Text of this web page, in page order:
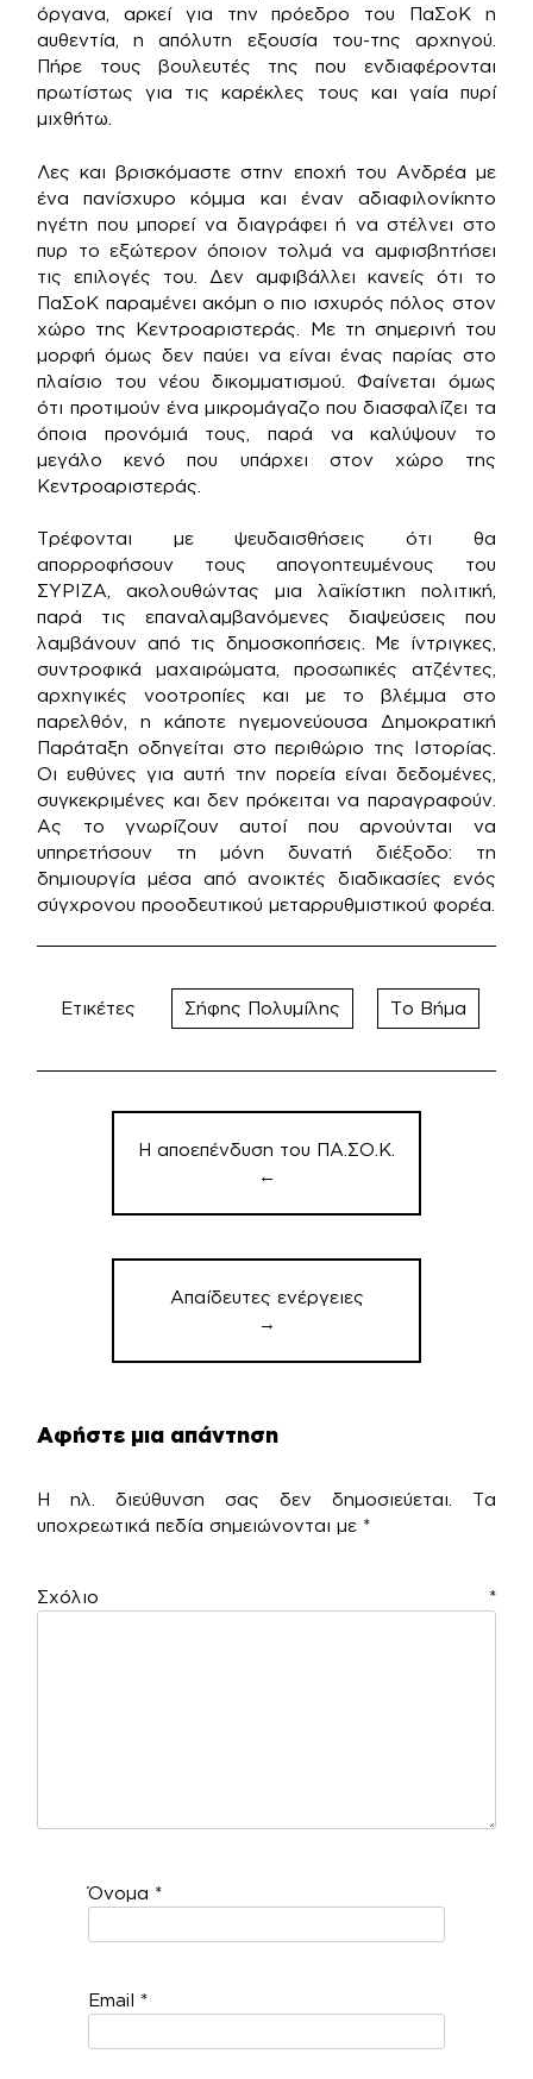
όργανα, αρκεί για την πρόεδρο του ΠαΣοΚ η
αυθεντία, η απόλυτη εξουσία του-της αρχηγού.
Πήρε τους βουλευτές της που ενδιαφέρονται
πρωτίστως για τις καρέκλες τους και γαία πυρί
μιχθήτω.
Λες και βρισκόμαστε στην εποχή του Ανδρέα με
ένα πανίσχυρο κόμμα και έναν αδιαφιλονίκητο
ηγέτη που μπορεί να διαγράφει ή να στέλνει στο
πυρ το εξώτερον όποιον τολμά να αμφισβητήσει
τις επιλογές του. Δεν αμφιβάλλει κανείς ότι το
ΠαΣοΚ παραμένει ακόμη ο πιο ισχυρός πόλος στον
χώρο της Κεντροαριστεράς. Με τη σημερινή του
μορφή όμως δεν παύει να είναι ένας παρίας στο
πλαίσιο του νέου δικομματισμού. Φαίνεται όμως
ότι προτιμούν ένα μικρομάγαζο που διασφαλίζει τα
όποια προνόμιά τους, παρά να καλύψουν το
μεγάλο κενό που υπάρχει στον χώρο της
Κεντροαριστεράς.
Τρέφονται με ψευδαισθήσεις ότι θα
απορροφήσουν τους απογοητευμένους του
ΣΥΡΙΖΑ, ακολουθώντας μια λαϊκίστικη πολιτική,
παρά τις επαναλαμβανόμενες διαψεύσεις που
λαμβάνουν από τις δημοσκοπήσεις. Με ίντριγκες,
συντροφικά μαχαιρώματα, προσωπικές ατζέντες,
αρχηγικές νοοτροπίες και με το βλέμμα στο
παρελθόν, η κάποτε ηγεμονεύουσα Δημοκρατική
Παράταξη οδηγείται στο περιθώριο της Ιστορίας.
Οι ευθύνες για αυτή την πορεία είναι δεδομένες,
συγκεκριμένες και δεν πρόκειται να παραγραφούν.
Ας το γνωρίζουν αυτοί που αρνούνται να
υπηρετήσουν τη μόνη δυνατή διέξοδο: τη
δημιουργία μέσα από ανοικτές διαδικασίες ενός
σύγχρονου προοδευτικού μεταρρυθμιστικού φορέα.
Ετικέτες Σήφης Πολυμίλης Το Βήμα
Πλοήγηση
άρθρων
Η αποεπένδυση του ΠΑ.ΣΟ.Κ.
←
Απαίδευτες ενέργειες
→
Αφήστε μια απάντηση
Η ηλ. διεύθυνση σας δεν δημοσιεύεται.
Τα
υποχρεωτικά πεδία σημειώνονται με *
Σχόλιο *
Όνομα *
Email *